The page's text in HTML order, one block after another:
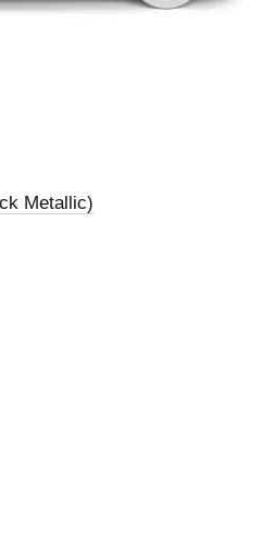
Metallic)